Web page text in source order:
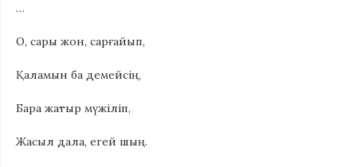
…
О, сары жон, сарғайып,
Қаламын ба демейсің,
Бара жатыр мүжіліп,
Жасыл дала, егей шың.